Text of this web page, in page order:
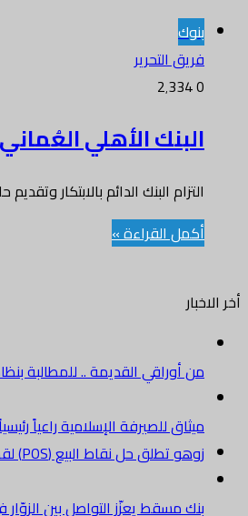
بنوك
فريق التحرير
0
البنك الأهلي
التزام البنك الدائم بالابتكار
أكمل القراءة »
أخر الاخبار
من أوراقي القديمة .. للمطالبة
ميثاق للصيرفة الإسلامية راعياً
زوهو تطلق حل نقاط البيع (POS) لقطاع التجزئة في دول الخليج
بنك مسقط يعزّز التواصل بين